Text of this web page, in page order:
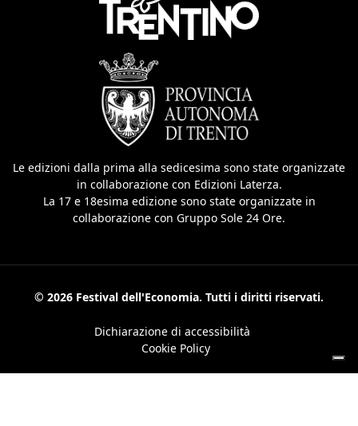
Le edizioni dalla prima alla sedicesima sono state organizzate
in collaborazione con Edizioni Laterza.
La 17 e 18esima edizione sono state organizzate in
collaborazione con Gruppo Sole 24 Ore.
© 2026 Festival dell'Economia. Tutti i diritti riservati.
Dichiarazione di accessibilità
Cookie Policy